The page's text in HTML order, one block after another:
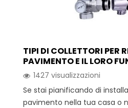
TIPI DI COLLETTORI PER
PAVIMENTO E IL LORO
1427 visualizzazioni
Se stai pianificando di
pavimento nella tua casa o